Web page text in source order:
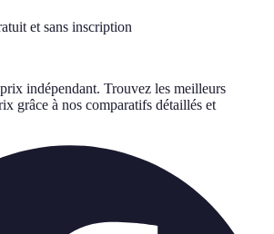
et sans inscription
indépendant. Trouvez les meilleurs
grâce à nos comparatifs détaillés et